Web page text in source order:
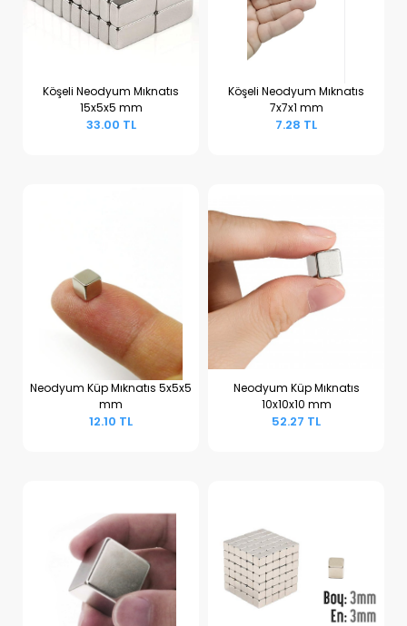
Sepete Ekle
Köşeli Neodyum Mıknatıs
15x5x5 mm
33.00 TL
Sepete Ekle
Köşeli Neodyum Mıknatıs
7x7x1 mm
7.28 TL
Sepete Ekle
Neodyum Küp Mıknatıs 5x5x5
mm
12.10 TL
Sepete Ekle
Neodyum Küp Mıknatıs
10x10x10 mm
52.27 TL